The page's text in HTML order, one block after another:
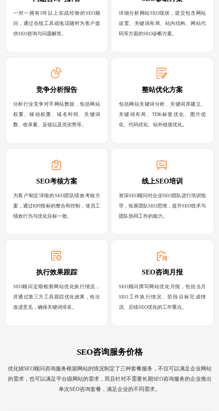
一对一拥有5年以上实战经验的SEO顾
问，通过在线工具或电话随时为客户提
供SEO咨询与问题解答。
详细分析网站SEO现状，提交包含网站
设置、关键词布局、站内结构、网站代
码等方面的SEO诊断方案。
竞争分析报告
分析行业竞争对手网站数据，包括网站
权重、移动权重、域名时间、关键词
数、收录量、反链以及优劣势等。
整站优化方案
包括网站关键词分析、关键词库建立、
关键词布局、TDK标签优化、图片优
化、代码优化、站外链接优化。
SEO考核方案
为客户制定详细的SEO团队绩效考核方
案，通过KPI指标的整合和控制，使员工
绩效行为与优化目标一致。
线上SEO培训
资深SEO顾问对企业SEO团队进行培训指
导，拓展团队SEO思维，提升SEO技术与
团队协同工作的能力。
执行效果跟踪
SEO顾问定期检测网站优化执行情况，
并通过第三方工具跟踪优化效果，给出
改进意见，确保关键词排名。
SEO咨询月报
SEO顾问撰写网站优化月报，包括当月
SEO工作执行情况、阶段目标完成情
况、后续SEO优化的工作重点。
SEO咨询服务价格
优化猩SEO顾问咨询服务根据网站的情况制定了三种套餐服务，不仅可以满足企业网站
的需求，也可以满足平台级网站的需求，而且针对不需要长期SEO咨询服务的企业推出
单次SEO咨询套餐，满足企业的不同需求。